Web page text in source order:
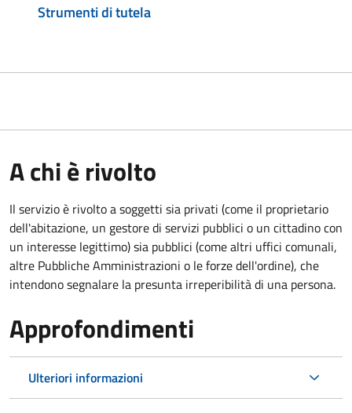
Strumenti di tutela
A chi è rivolto
Il servizio è rivolto a soggetti sia privati (come il proprietario
dell'abitazione, un gestore di servizi pubblici o un cittadino con
un interesse legittimo) sia pubblici (come altri uffici comunali,
altre Pubbliche Amministrazioni o le forze dell'ordine), che
intendono segnalare la presunta irreperibilità di una persona.
Approfondimenti
Ulteriori informazioni